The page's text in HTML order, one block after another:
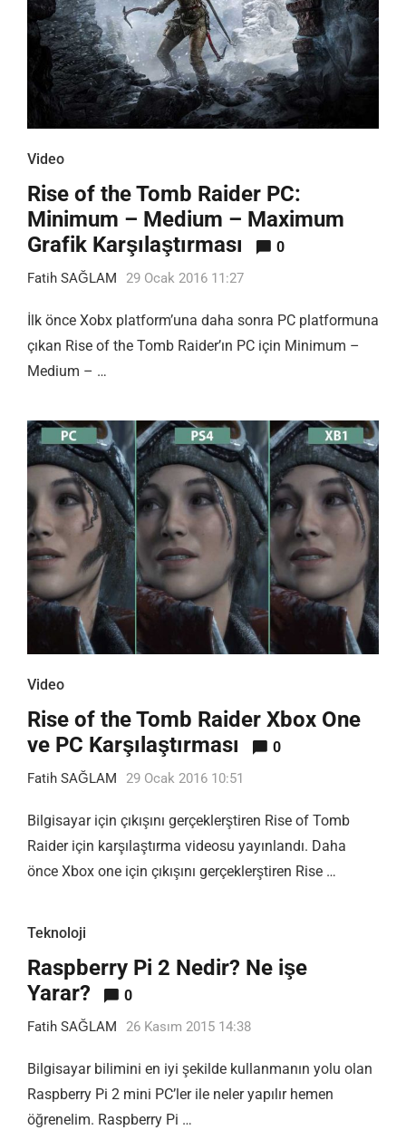
Video
Rise of the Tomb Raider PC:
Minimum – Medium – Maximum
Grafik Karşılaştırması
0
Fatih SAĞLAM 29 Ocak 2016 11:27
İlk önce Xobx platform’una daha sonra PC platformuna
çıkan Rise of the Tomb Raider’ın PC için Minimum –
Medium – …
Video
Rise of the Tomb Raider Xbox One
ve PC Karşılaştırması
0
Fatih SAĞLAM 29 Ocak 2016 10:51
Bilgisayar için çıkışını gerçeklerştiren Rise of Tomb
Raider için karşılaştırma videosu yayınlandı. Daha
önce Xbox one için çıkışını gerçeklerştiren Rise …
Teknoloji
Raspberry Pi 2 Nedir? Ne işe
Yarar?
0
Fatih SAĞLAM 26 Kasım 2015 14:38
Bilgisayar bilimini en iyi şekilde kullanmanın yolu olan
Raspberry Pi 2 mini PC’ler ile neler yapılır hemen
öğrenelim. Raspberry Pi …